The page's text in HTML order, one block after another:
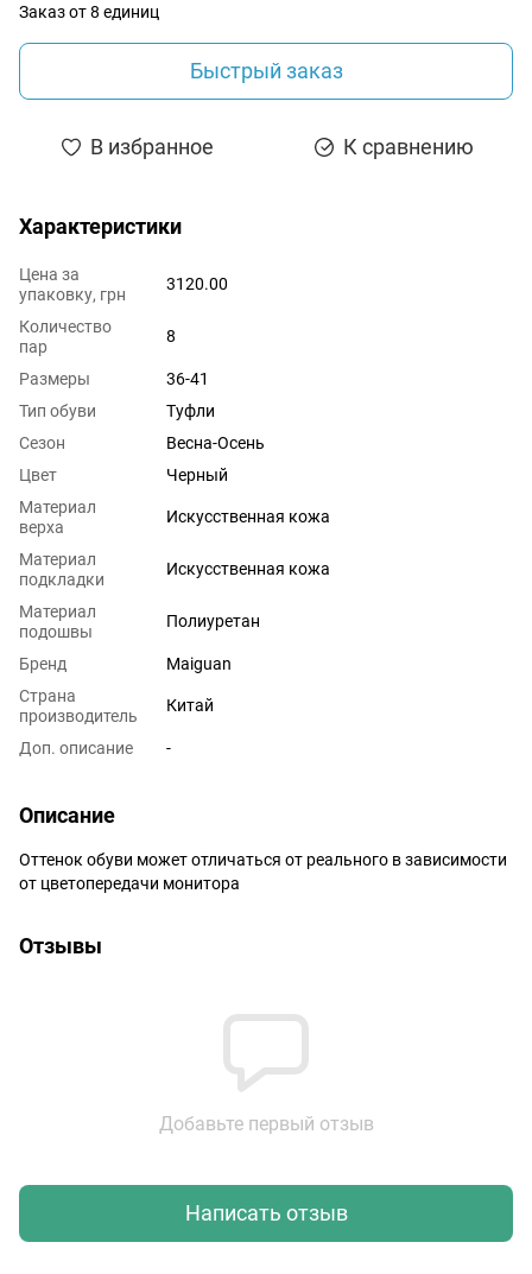
Заказ от 8 единиц
Быстрый заказ
В избранное К сравнению
Характеристики
Цена за
упаковку, грн
3120.00
Количество
пар
8
Размеры
36-41
Тип обуви
Туфли
Сезон
Весна-Осень
Цвет
Черный
Материал
верха
Искусственная кожа
Материал
подкладки
Искусственная кожа
Материал
подошвы
Полиуретан
Бренд
Maiguan
Страна
производитель
Китай
Доп. описание -
Описание
Оттенок обуви может отличаться от реального в зависимости
от цветопередачи монитора
Отзывы
Добавьте первый отзыв
Написать отзыв